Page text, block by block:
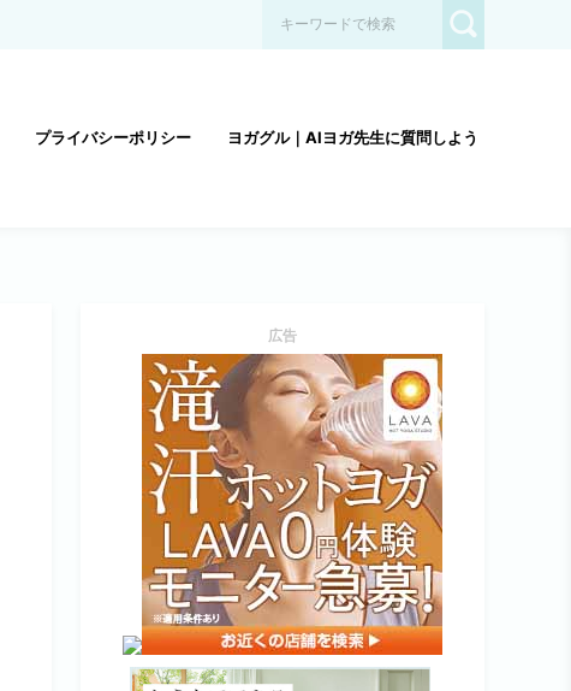
プライバシーポリシー ヨガグル｜AIヨガ先生に質問しよう
広告